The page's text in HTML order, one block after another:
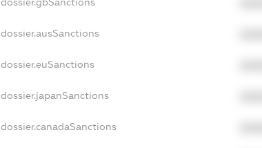
dossier.gbSanctions
dossier.ausSanctions
dossier.euSanctions
dossier.japanSanctions
dossier.canadaSanctions